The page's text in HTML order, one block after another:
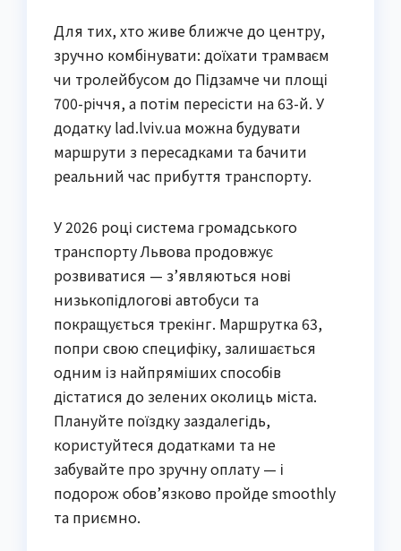
Для тих, хто живе ближче до центру,
зручно комбінувати: доїхати трамваєм
чи тролейбусом до Підзамче чи площі
700-річчя, а потім пересісти на 63-й. У
додатку lad.lviv.ua можна будувати
маршрути з пересадками та бачити
реальний час прибуття транспорту.
У 2026 році система громадського
транспорту Львова продовжує
розвиватися — з’являються нові
низькопідлогові автобуси та
покращується трекінг. Маршрутка 63,
попри свою специфіку, залишається
одним із найпряміших способів
дістатися до зелених околиць міста.
Плануйте поїздку заздалегідь,
користуйтеся додатками та не
забувайте про зручну оплату — і
подорож обов’язково пройде smoothly
та приємно.